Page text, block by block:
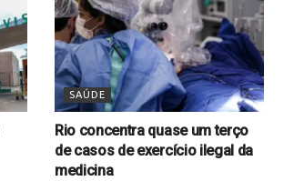
SAÚDE
Rio concentra quase um terço
de casos de exercício ilegal da
medicina